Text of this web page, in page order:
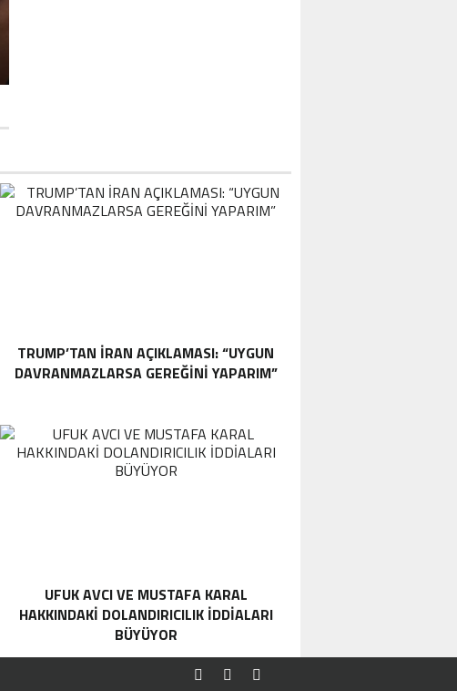
TRUMP’TAN İRAN AÇIKLAMASI: “UYGUN
DAVRANMAZLARSA GEREĞINI YAPARIM”
UFUK AVCI VE MUSTAFA KARAL
HAKKINDAKI DOLANDIRICILIK İDDIALARI
BÜYÜYOR